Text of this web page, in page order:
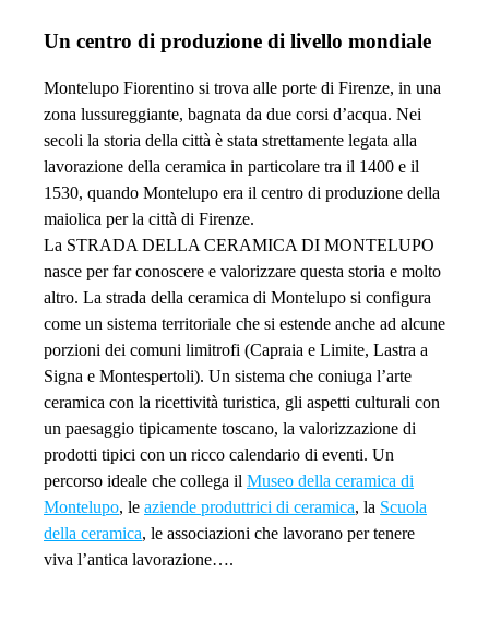
Un centro di produzione di livello mondiale
Montelupo Fiorentino si trova alle porte di Firenze, in una
zona lussureggiante, bagnata da due corsi d’acqua. Nei
secoli la storia della città è stata strettamente legata alla
lavorazione della ceramica in particolare tra il 1400 e il
1530, quando Montelupo era il centro di produzione della
maiolica per la città di Firenze.
La STRADA DELLA CERAMICA DI MONTELUPO
nasce per far conoscere e valorizzare questa storia e molto
altro. La strada della ceramica di Montelupo si configura
come un sistema territoriale che si estende anche ad alcune
porzioni dei comuni limitrofi (Capraia e Limite, Lastra a
Signa e Montespertoli). Un sistema che coniuga l’arte
ceramica con la ricettività turistica, gli aspetti culturali con
un paesaggio tipicamente toscano, la valorizzazione di
prodotti tipici con un ricco calendario di eventi. Un
percorso ideale che collega il Museo della ceramica di
Montelupo, le aziende produttrici di ceramica, la Scuola
della ceramica, le associazioni che lavorano per tenere
viva l’antica lavorazione….